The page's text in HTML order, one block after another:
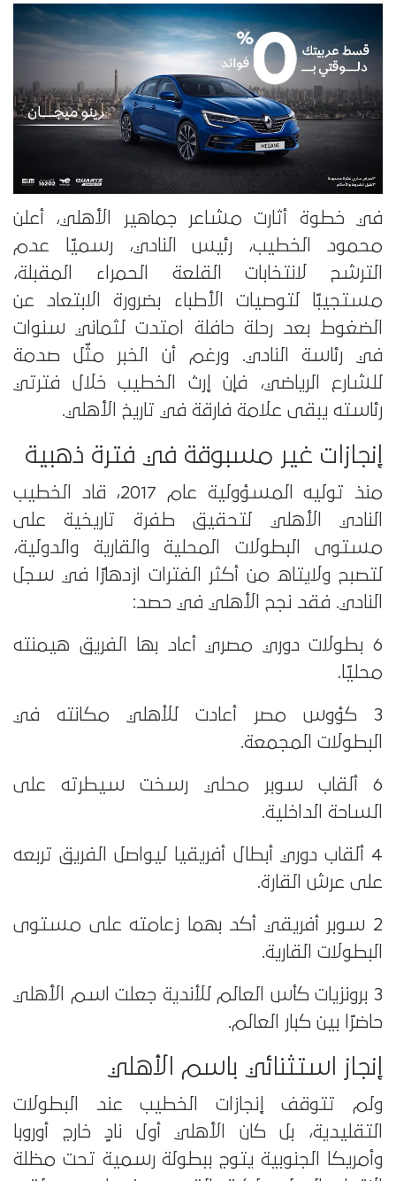
في خطوة أثارت مشاعر جماهير الأهلي، أعلن
محمود الخطيب، رئيس النادي، رسميًا عدم
الترشح لانتخابات القلعة الحمراء المقبلة،
مستجيبًا لتوصيات الأطباء بضرورة الابتعاد عن
الضغوط بعد رحلة حافلة امتدت لثماني سنوات
في رئاسة النادي. ورغم أن الخبر مثّل صدمة
للشارع الرياضي، فإن إرث الخطيب خلال فترتي
رئاسته يبقى علامة فارقة في تاريخ الأهلي.
إنجازات غير مسبوقة في فترة ذهبية
منذ توليه المسؤولية عام 2017، قاد الخطيب
النادي الأهلي لتحقيق طفرة تاريخية على
مستوى البطولات المحلية والقارية والدولية،
لتصبح ولايتاه من أكثر الفترات ازدهارًا في سجل
النادي. فقد نجح الأهلي في حصد:
6 بطولات دوري مصري أعاد بها الفريق هيمنته
محليًا.
3 كؤوس مصر أعادت للأهلي مكانته في
البطولات المجمعة.
6 ألقاب سوبر محلي رسخت سيطرته على
الساحة الداخلية.
4 ألقاب دوري أبطال أفريقيا ليواصل الفريق تربعه
على عرش القارة.
2 سوبر أفريقي أكد بهما زعامته على مستوى
البطولات القارية.
3 برونزيات كأس العالم للأندية جعلت اسم الأهلي
حاضرًا بين كبار العالم.
إنجاز استثنائي باسم الأهلي
ولم تتوقف إنجازات الخطيب عند البطولات
التقليدية، بل كان الأهلي أول نادٍ خارج أوروبا
وأمريكا الجنوبية يتوج ببطولة رسمية تحت مظلة